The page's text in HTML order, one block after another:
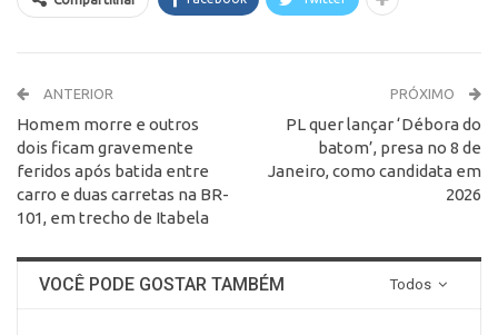
ANTERIOR
Homem morre e outros
dois ficam gravemente
feridos após batida entre
carro e duas carretas na BR-
101, em trecho de Itabela
PRÓXIMO
PL quer lançar ‘Débora do
batom’, presa no 8 de
Janeiro, como candidata em
2026
Todos
VOCÊ PODE GOSTAR TAMBÉM